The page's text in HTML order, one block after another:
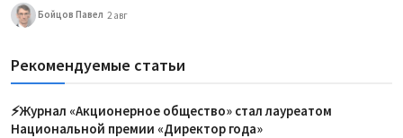
Бойцов Павел 2 авг
Рекомендуемые статьи
⚡️Журнал «Акционерное общество» стал лауреатом
Национальной премии «Директор года»